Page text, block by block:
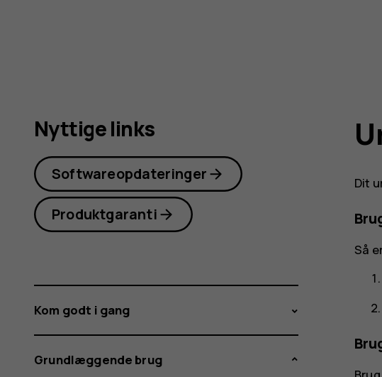
Dit
Så
Nyttige links
Softwareopdateringer
Produktgaranti
Kom godt i gang
Grundlæggende brug